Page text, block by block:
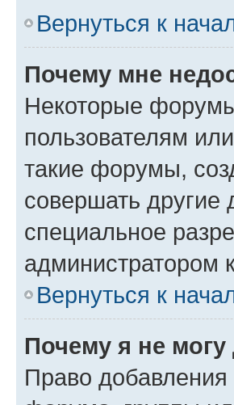
Вернуться к
Почему мне
Некоторые
пользователям
такие форумы,
совершать другие
специальное
администратором
Вернуться к
Почему я не
Право